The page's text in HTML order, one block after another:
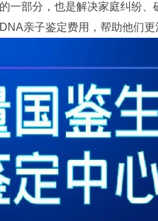
部分，也是解决家庭纠纷、
亲子鉴定费用，帮助他们